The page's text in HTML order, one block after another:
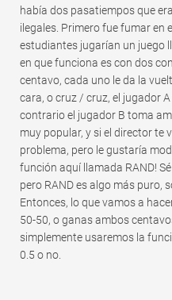
había dos pasatiempos que
ilegales. Primero fue fumar en
estudiantes jugarían un juego
en que funciona es con dos
centavo, cada uno le da la
cara, o cruz / cruz, el jugador
contrario el jugador B toma
muy popular, y si el director te
problema, pero le gustaría
función aquí llamada RAND!
pero RAND es algo más puro,
Entonces, lo que vamos a
50-50, o ganas ambos
simplemente usaremos la
0.5 o no.